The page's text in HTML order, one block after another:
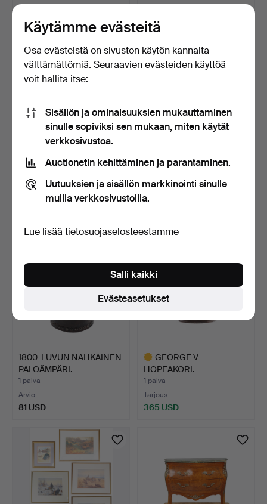
752 USD 540 USD
JUDITH DUNGER
LAKATTU CHINOISERIE-
NUKKEKOD…
1 päivä
VIKTORIAANINEN
INTARSIAKORISTELTU
PÄHKINÄP…
1 päivä
3 tarjousta
1800-LUVUN NAHKAINEN
PALOÄMPÄRI.
1 päivä
Arvio
81 USD
GEORGE V -
HOPEAKORI.
1 päivä
Tarjous
365 USD
Käytämme evästeitä
Osa evästeistä on sivuston käytön kannalta
välttämättömiä. Seuraavien evästeiden käyttöä
voit hallita itse:
Sisällön ja ominaisuuksien mukauttaminen
sinulle sopiviksi sen mukaan, miten käytät
verkkosivustoa.
Auctionetin kehittäminen ja parantaminen.
Uutuuksien ja sisällön markkinointi sinulle
muilla verkkosivustoilla.
Lue lisää tietosuojaselosteestamme
Evästeasetukset
Salli kaikki